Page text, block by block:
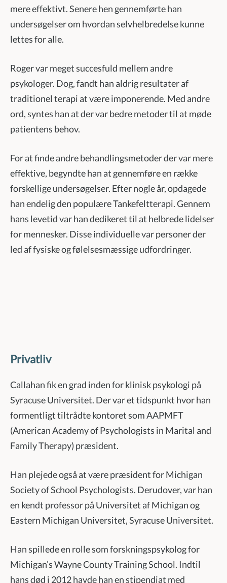
mere effektivt. Senere hen gennemførte han
undersøgelser om hvordan selvhelbredelse kunne
lettes for alle.
Roger var meget succesfuld mellem andre
psykologer. Dog, fandt han aldrig resultater af
traditionel terapi at være imponerende. Med andre
ord, syntes han at der var bedre metoder til at møde
patientens behov.
For at finde andre behandlingsmetoder der var mere
effektive, begyndte han at gennemføre en række
forskellige undersøgelser. Efter nogle år, opdagede
han endelig den populære Tankefeltterapi. Gennem
hans levetid var han dedikeret til at helbrede lidelser
for mennesker. Disse individuelle var personer der
led af fysiske og følelsesmæssige udfordringer.
Privatliv
Callahan fik en grad inden for klinisk psykologi på
Syracuse Universitet. Der var et tidspunkt hvor han
formentligt tiltrådte kontoret som AAPMFT
(American Academy of Psychologists in Marital and
Family Therapy) præsident.
Han plejede også at være præsident for Michigan
Society of School Psychologists. Derudover, var han
en kendt professor på Universitet af Michigan og
Eastern Michigan Universitet, Syracuse Universitet.
Han spillede en rolle som forskningspsykolog for
Michigan’s Wayne County Training School. Indtil
hans død i 2012 havde han en stipendiat med